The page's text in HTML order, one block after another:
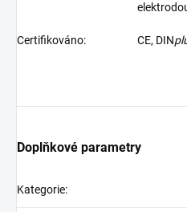
Certifikováno: CE, DIN
Doplňkové parametry
Kategorie: